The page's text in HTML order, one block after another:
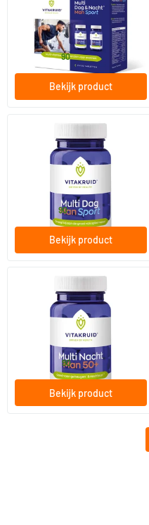
60/​180 tabletten
Vitakruid
vanaf29.90
Bekijk product
Multi Dag Man Sport
30/​90 tabletten
Vitakruid
90
Bekijk product
Multi Nacht Man 50+
90 tabletten
Vitakruid
.90
Bekijk product